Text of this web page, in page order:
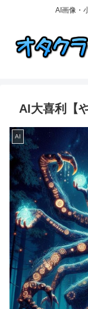
AI画像・
AI大喜利【
AI